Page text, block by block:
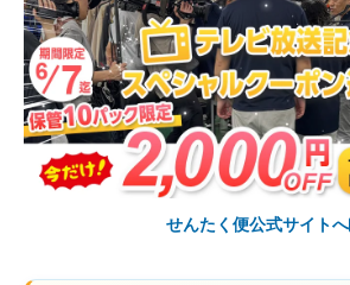
せんたく便公式サイトへ